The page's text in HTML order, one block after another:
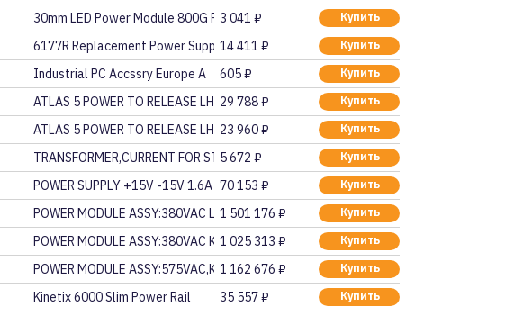
30mm LED Power Module 800G PB3 041 ₽ Купить
6177R Replacement Power Supply14 411 ₽ Купить
Industrial PC Accssry Europe A 605 ₽ Купить
ATLAS 5 POWER TO RELEASE LH KE29 788 ₽ Купить
ATLAS 5 POWER TO RELEASE LH KE23 960 ₽ Купить
TRANSFORMER,CURRENT FOR STARTE
5 672 ₽ Купить
POWER SUPPLY +15V -15V 1.6A 70 153 ₽ Купить
POWER MODULE ASSY:380VAC L CUR1 501 176 ₽ Купить
POWER MODULE ASSY:380VAC K CUR1 025 313 ₽ Купить
POWER MODULE ASSY:575VAC,K CUR1 162 676 ₽ Купить
Kinetix 6000 Slim Power Rail 35 557 ₽ Купить